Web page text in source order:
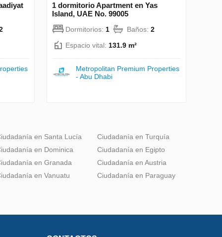
1 dormitorio Apartment en Yas
Island, UAE No. 99005
Dormitorios: 1 Baños: 2
Espacio vital: 131.9 m²
Metropolitan Premium Properties
- Abu Dhabi
en Santa Lucía
en Dominica
en Granada
en Vanuatu
Ciudadanía en Turquía
Ciudadanía en Egipto
Ciudadanía en Austria
Ciudadanía en Paraguay